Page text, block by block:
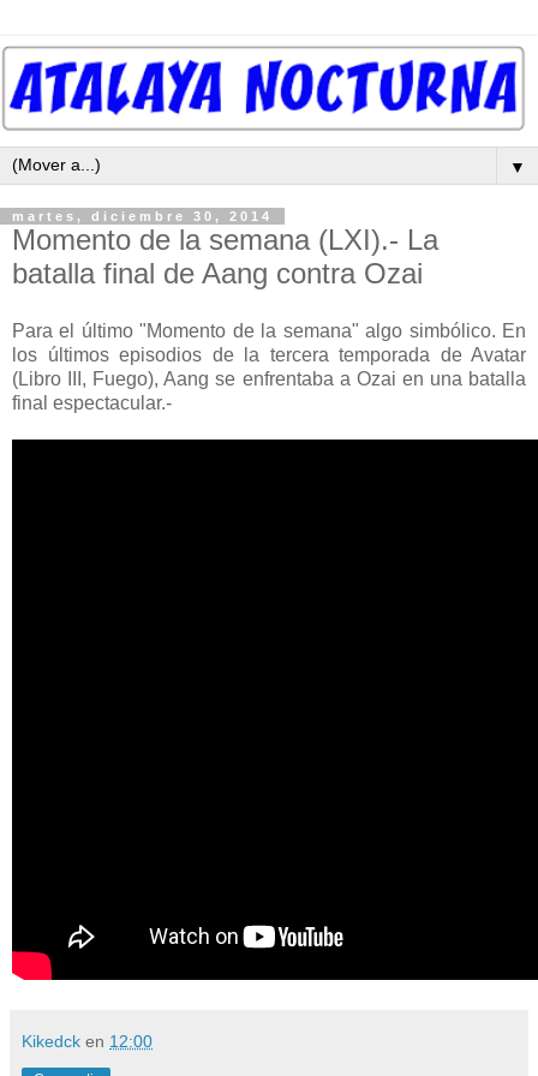
▼
martes, diciembre 30, 2014
Momento de la semana (LXI).- La
batalla final de Aang contra Ozai
Para el último "Momento de la semana" algo simbólico. En
los últimos episodios de la tercera temporada de Avatar
(Libro III, Fuego), Aang se enfrentaba a Ozai en una batalla
final espectacular.-
Kikedck en 12:00